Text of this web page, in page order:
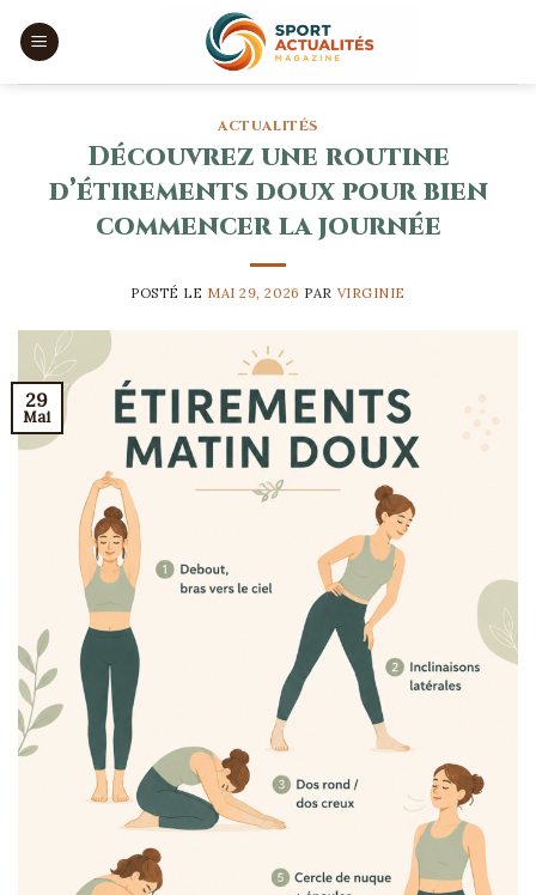
ACTUALITÉS
Découvrez une routine
d’étirements doux pour bien
commencer la journée
POSTÉ LE MAI 29, 2026 PAR VIRGINIE
29
Mai